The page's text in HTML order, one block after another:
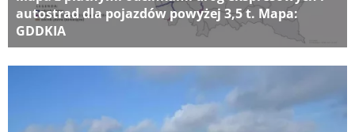
autostrad dla pojazdów powyżej 3,5 t. Mapa:
GDDKIA